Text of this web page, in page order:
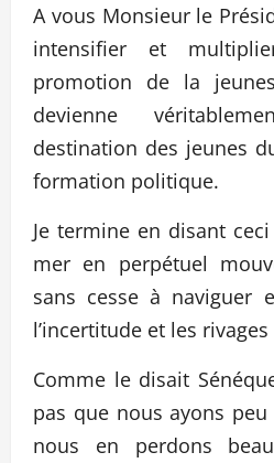
A vous Monsieur le
intensifier et
promotion de la
devienne
destination des jeunes
formation politique.
Je termine en disant
mer en perpétuel
sans cesse à naviguer
l’incertitude et les rivages
Comme le disait
pas que nous ayons peu
nous en perdons